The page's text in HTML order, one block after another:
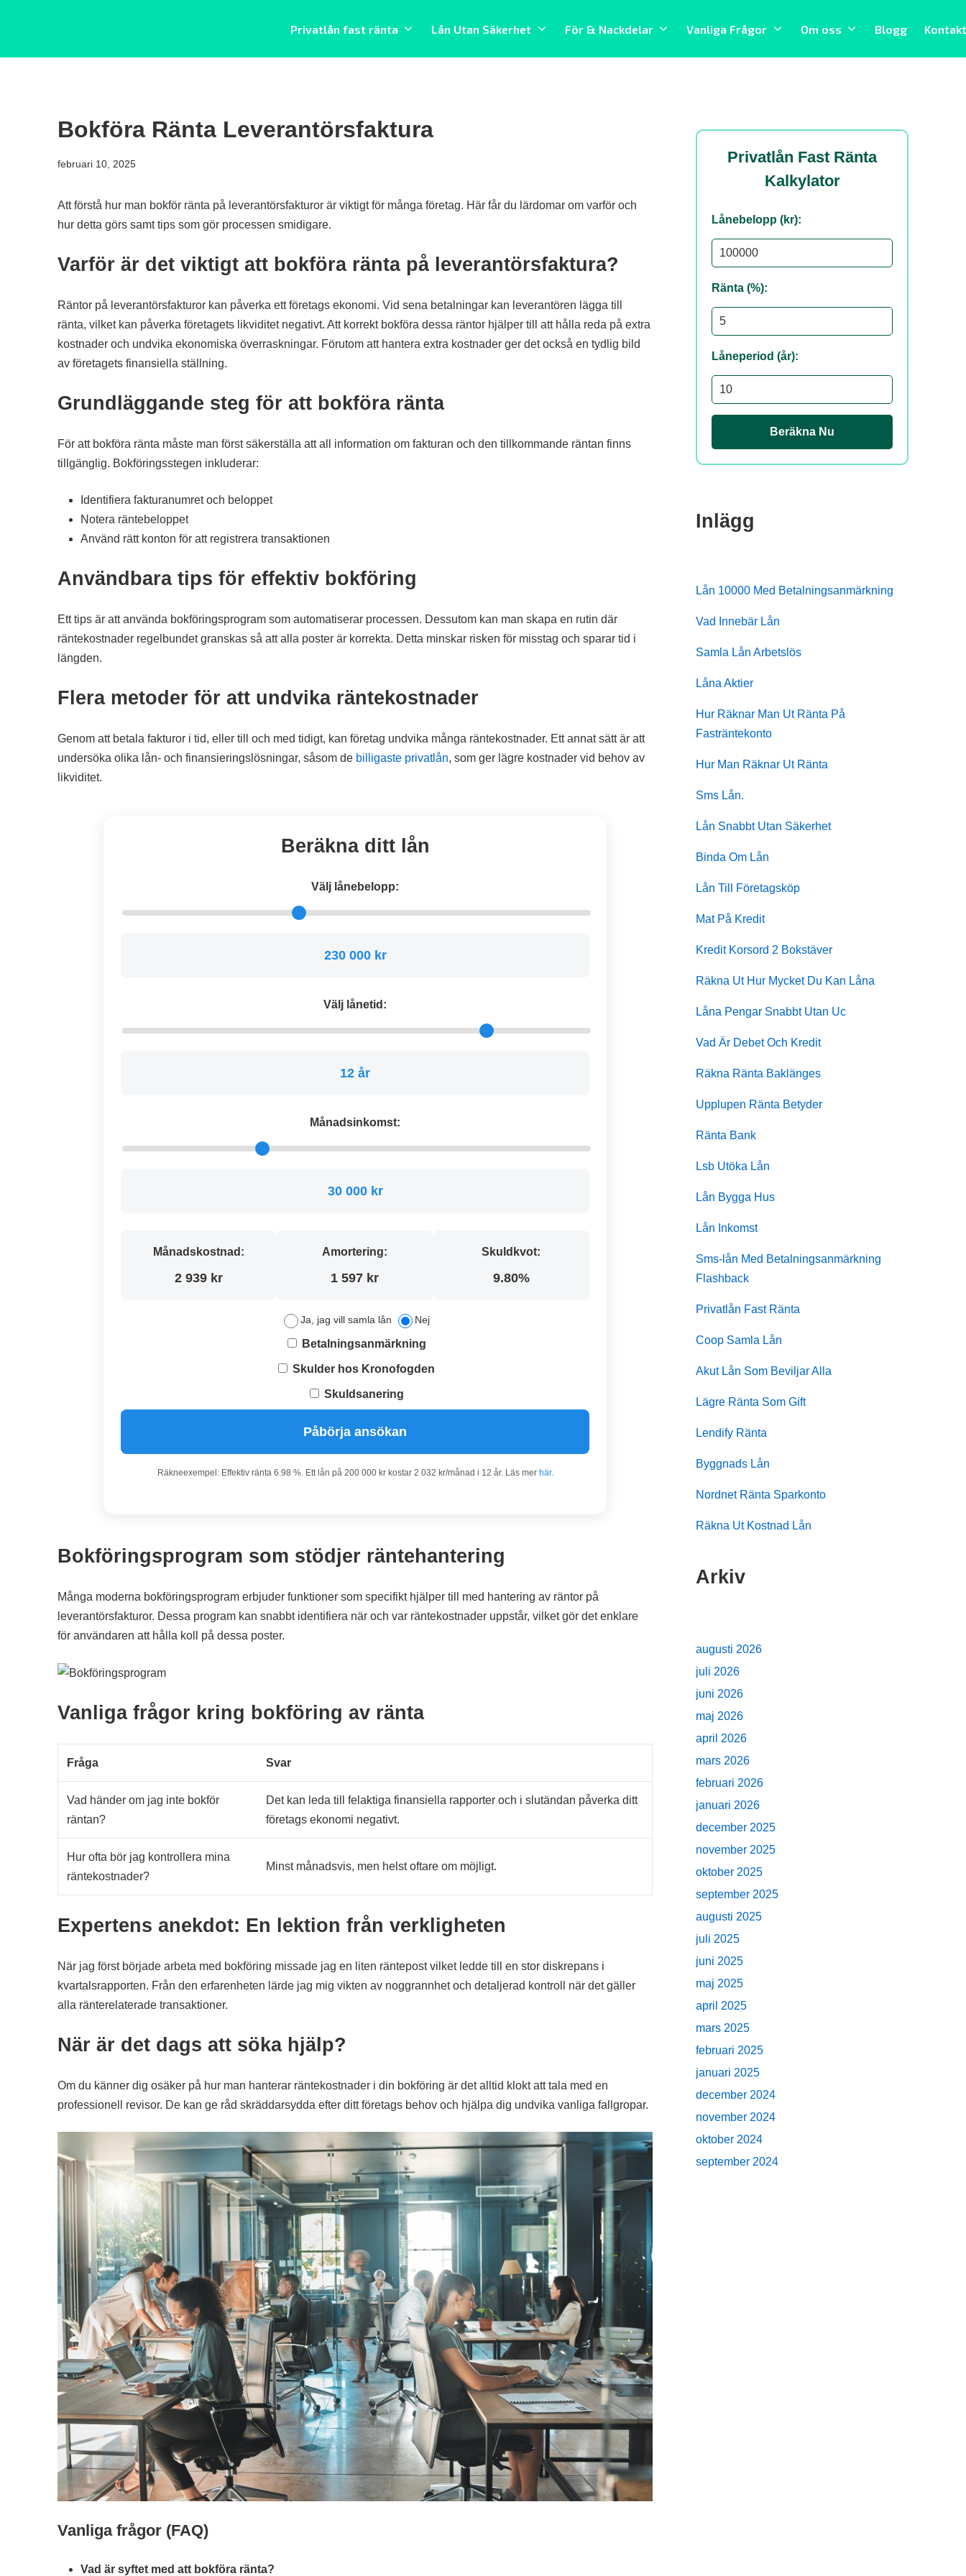
Privatlån fast ränta Lån Utan Säkerhet För & Nackdelar Vanliga Frågor Om oss Blogg
Bokföra Ränta Leverantörsfaktura
februari 10, 2025
Att förstå hur man bokför ränta på leverantörsfakturor är viktigt för många företag. Här får du lärdomar om varför och
hur detta görs samt tips som gör processen smidigare.
Varför är det viktigt att bokföra ränta på leverantörsfaktura?
Räntor på leverantörsfakturor kan påverka ett företags ekonomi. Vid sena betalningar kan leverantören lägga till
ränta, vilket kan påverka företagets likviditet negativt. Att korrekt bokföra dessa räntor hjälper till att hålla reda på extra
kostnader och undvika ekonomiska överraskningar. Förutom att hantera extra kostnader ger det också en tydlig bild
av företagets finansiella ställning.
Grundläggande steg för att bokföra ränta
För att bokföra ränta måste man först säkerställa att all information om fakturan och den tillkommande räntan finns
tillgänglig. Bokföringsstegen inkluderar:
Identifiera fakturanumret och beloppet
Notera räntebeloppet
Använd rätt konton för att registrera transaktionen
Användbara tips för effektiv bokföring
Ett tips är att använda bokföringsprogram som automatiserar processen. Dessutom kan man skapa en rutin där
räntekostnader regelbundet granskas så att alla poster är korrekta. Detta minskar risken för misstag och sparar tid i
längden.
Flera metoder för att undvika räntekostnader
Genom att betala fakturor i tid, eller till och med tidigt, kan företag undvika många räntekostnader. Ett annat sätt är att
undersöka olika lån- och finansieringslösningar, såsom de billigaste privatlån, som ger lägre kostnader vid behov av
likviditet.
Beräkna ditt lån
Välj lånebelopp:
230 000 kr
Välj lånetid:
12 år
Månadsinkomst:
30 000 kr
Månadskostnad:
2 939 kr
Amortering:
1 597 kr
Skuldkvot:
9.80%
Ja, jag vill samla lån Nej
Betalningsanmärkning
Skulder hos Kronofogden
Skuldsanering
Påbörja ansökan
Räkneexempel: Effektiv ränta 6.98 %. Ett lån på 200 000 kr kostar 2 032 kr/månad i 12 år. Läs mer här.
Bokföringsprogram som stödjer räntehantering
Många moderna bokföringsprogram erbjuder funktioner som specifikt hjälper till med hantering av räntor på
leverantörsfakturor. Dessa program kan snabbt identifiera när och var räntekostnader uppstår, vilket gör det enklare
för användaren att hålla koll på dessa poster.
Vanliga frågor kring bokföring av ränta
Fråga Svar
Vad händer om jag inte bokför
räntan?
Det kan leda till felaktiga finansiella rapporter och i slutändan påverka ditt
företags ekonomi negativt.
Hur ofta bör jag kontrollera mina
räntekostnader?
Minst månadsvis, men helst oftare om möjligt.
Expertens anekdot: En lektion från verkligheten
När jag först började arbeta med bokföring missade jag en liten räntepost vilket ledde till en stor diskrepans i
kvartalsrapporten. Från den erfarenheten lärde jag mig vikten av noggrannhet och detaljerad kontroll när det gäller
alla ränterelaterade transaktioner.
När är det dags att söka hjälp?
Om du känner dig osäker på hur man hanterar räntekostnader i din bokföring är det alltid klokt att tala med en
professionell revisor. De kan ge råd skräddarsydda efter ditt företags behov och hjälpa dig undvika vanliga fallgropar.
Vanliga frågor (FAQ)
Vad är syftet med att bokföra ränta?
Privatlån Fast Ränta
Kalkylator
Lånebelopp (kr):
Ränta (%):
Låneperiod (år):
Beräkna Nu
Inlägg
Lån 10000 Med Betalningsanmärkning
Vad Innebär Lån
Samla Lån Arbetslös
Låna Aktier
Hur Räknar Man Ut Ränta På
Fasträntekonto
Hur Man Räknar Ut Ränta
Sms Lån.
Lån Snabbt Utan Säkerhet
Binda Om Lån
Lån Till Företagsköp
Mat På Kredit
Kredit Korsord 2 Bokstäver
Räkna Ut Hur Mycket Du Kan Låna
Låna Pengar Snabbt Utan Uc
Vad Är Debet Och Kredit
Räkna Ränta Baklänges
Upplupen Ränta Betyder
Ränta Bank
Lsb Utöka Lån
Lån Bygga Hus
Lån Inkomst
Sms-lån Med Betalningsanmärkning
Flashback
Privatlån Fast Ränta
Coop Samla Lån
Akut Lån Som Beviljar Alla
Lägre Ränta Som Gift
Lendify Ränta
Byggnads Lån
Nordnet Ränta Sparkonto
Räkna Ut Kostnad Lån
Arkiv
augusti 2026
juli 2026
juni 2026
maj 2026
april 2026
mars 2026
februari 2026
januari 2026
december 2025
november 2025
oktober 2025
september 2025
augusti 2025
juli 2025
juni 2025
maj 2025
april 2025
mars 2025
februari 2025
januari 2025
december 2024
november 2024
oktober 2024
september 2024